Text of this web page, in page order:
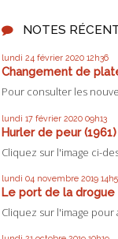
NOTES
lundi 24 février 2020 12h36
Changement de
Pour consulter les
lundi 17 février 2020 09h13
Hurler de peur (1961)
Cliquez sur l'image ci-
lundi 04 novembre 2019
Le port de la drogue
Cliquez sur l'image